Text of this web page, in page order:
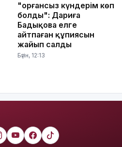
"Қорғансыз күндерім көп
болды": Дариға
Бадықова елге
айтпаған құпиясын
жайып салды
Бүгін, 12:13